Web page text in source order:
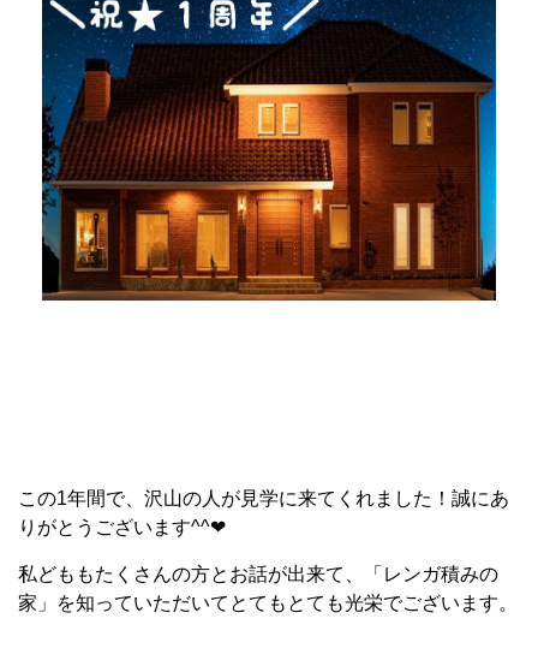
この1年間で、沢山の人が見学に来てくれました！誠にあ
りがとうございます^^❤
私どももたくさんの方とお話が出来て、「レンガ積みの
家」を知っていただいてとてもとても光栄でございます。